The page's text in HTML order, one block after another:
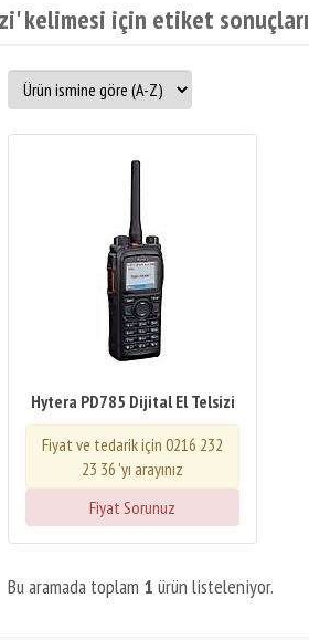
kelimesi için etiket sonuçları
Hytera PD785 Dijital El Telsizi
Fiyat ve tedarik için 0216 232
23 36 'yı arayınız
Fiyat Sorunuz
Bu aramada toplam 1 ürün listeleniyor.